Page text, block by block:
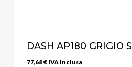
DASH AP180 GRIGIO
77,68€ IVA inclusa